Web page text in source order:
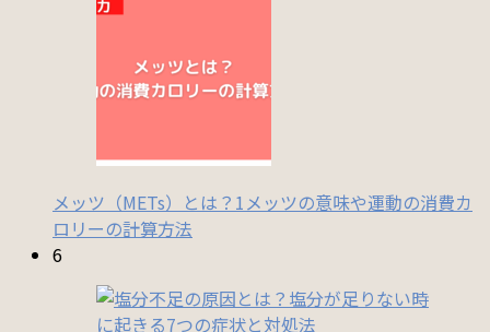
メッツ（METs）とは？1メッツの意味や運動の消費カ
ロリーの計算方法
6